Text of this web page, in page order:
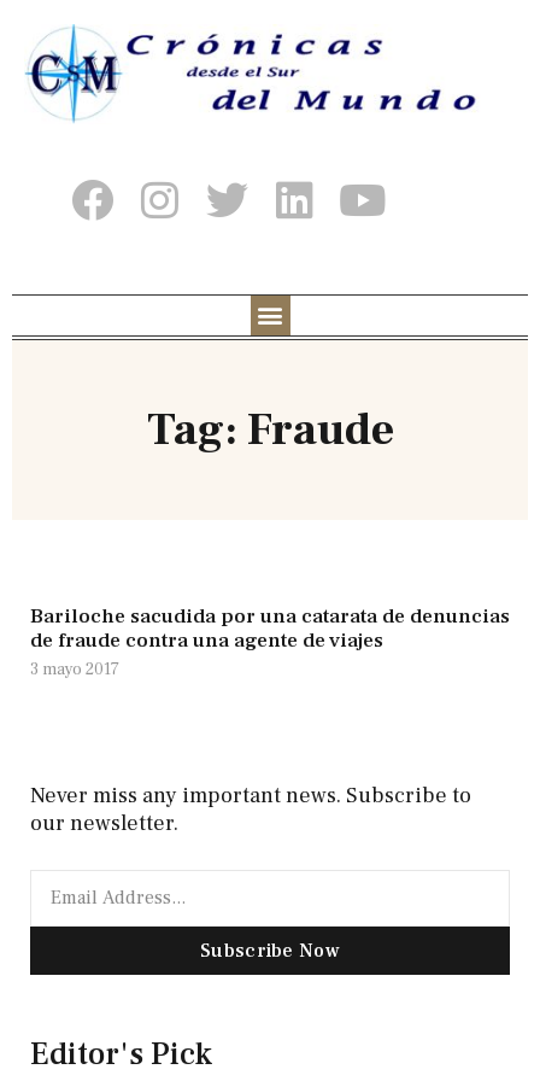
Tag: Fraude
Bariloche sacudida por una catarata de denuncias
de fraude contra una agente de viajes
3 mayo 2017
Never miss any important news. Subscribe to
our newsletter.
Subscribe Now
Editor's Pick